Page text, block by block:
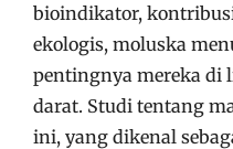
bioindikator,
ekologis, moluska
pentingnya mereka di
darat. Studi tentang
ini, yang dikenal